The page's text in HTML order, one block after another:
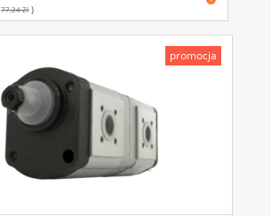
77,24 Zł)
promocja